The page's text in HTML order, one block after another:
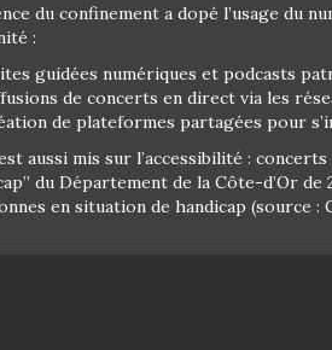
du confinement a dopé l’usage du
:
guidées numériques et podcasts
de concerts en direct via les
de plateformes partagées pour
est aussi mis sur l’accessibilité :
du Département de la Côte-d’Or
en situation de handicap (source :